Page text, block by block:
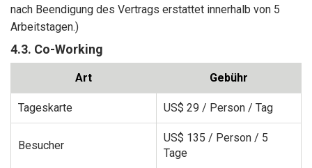
nach Beendigung des Vertrags erstattet innerhalb von 5
Arbeitstagen.)
4.3. Co-Working
Art Gebühr
Tageskarte US$ 29 / Person / Tag
Besucher
US$ 135 / Person / 5
Tage